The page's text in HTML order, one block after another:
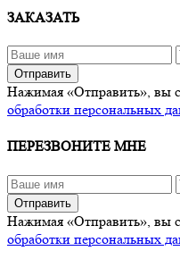
ЗАКАЗАТЬ
Отправить
Нажимая «Отправить», вы
обработки персональных
ПЕРЕЗВОНИТЕ МНЕ
Отправить
Нажимая «Отправить», вы
обработки персональных